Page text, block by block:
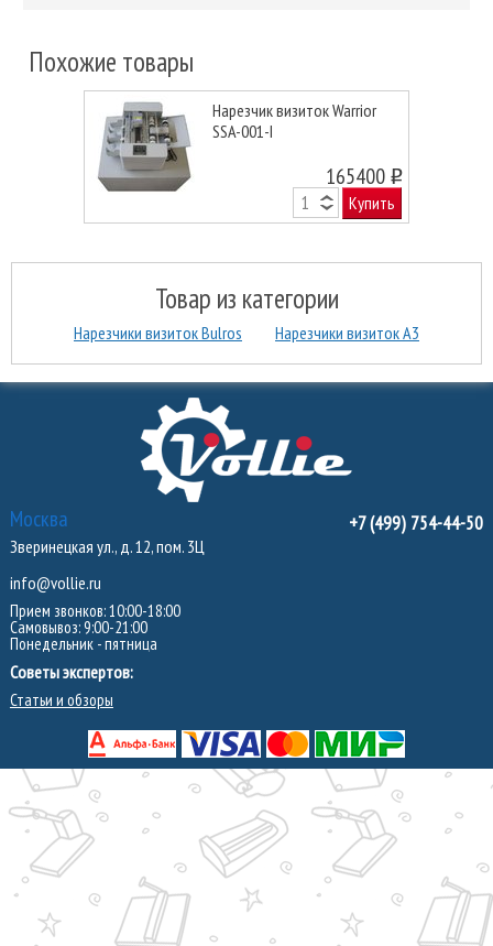
Похожие товары
Нарезчик визиток Warrior
SSA-001-I
165400 o
Купить
Товар из категории
Нарезчики визиток Bulros Нарезчики визиток А3
Москва
Зверинецкая ул., д. 12, пом. 3Ц
info@vollie.ru
Прием звонков: 10:00-18:00
Самовывоз: 9:00-21:00
Понедельник - пятница
Советы экспертов:
Статьи и обзоры
+7 (499) 754-44-50